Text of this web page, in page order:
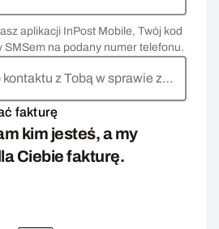
aplikacji InPost Mobile, Twój kod
SMSem na podany numer telefonu.
z Tobą w sprawie zwrotu
fakturę
kim jesteś, a my
Ciebie fakturę.